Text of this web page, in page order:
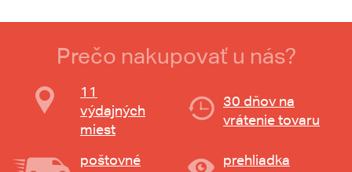
Prečo nakupovať u nás?
11
výdajných
miest
30 dňov na
vrátenie tovaru
poštovné
prehliadka